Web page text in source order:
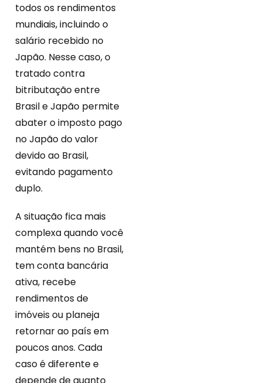
todos os rendimentos
mundiais, incluindo o
salário recebido no
Japão. Nesse caso, o
tratado contra
bitributação entre
Brasil e Japão permite
abater o imposto pago
no Japão do valor
devido ao Brasil,
evitando pagamento
duplo.
A situação fica mais
complexa quando você
mantém bens no Brasil,
tem conta bancária
ativa, recebe
rendimentos de
imóveis ou planeja
retornar ao país em
poucos anos. Cada
caso é diferente e